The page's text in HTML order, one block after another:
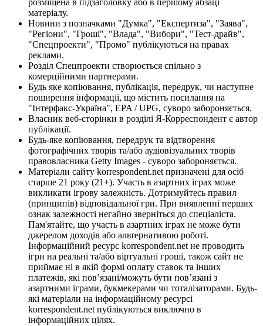
розміщена в підзаголовку або в першому абзаці
матеріалу.
Новини з позначками "Думка", "Експертиза", "Заява",
"Регіони", "Гроші", "Влада", "Вибори", "Тест-драйв",
"Спецпроекти", "Промо" публікуються на правах
реклами.
Розділ Спецпроекти створюється спільно з
комерційними партнерами.
Будь яке копіювання, публікація, передрук, чи наступне
поширення інформації, що містить посилання на
"Інтерфакс-Україна", EPA / UPG, суворо забороняється.
Власник веб-сторінки в розділі Я-Корреспондент є автор
публікації.
Будь-яке копіювання, передрук та відтворення
фотографічних творів та/або аудіовізуальних творів
правовласника Getty Images - суворо забороняється.
Матеріали сайту korrespondent.net призначені для осіб
старше 21 року (21+). Участь в азартних іграх може
викликати ігрову залежність. Дотримуйтесь правил
(принципів) відповідальної гри. При виявленні перших
ознак залежності негайно зверніться до спеціаліста.
Пам'ятайте, що участь в азартних іграх не може бути
джерелом доходів або альтернативою роботі.
Інформаційний ресурс korrespondent.net не проводить
ігри на реальні та/або віртуальні гроші, також сайт не
приймає ні в якій формі оплату ставок та інших
платежів, які пов’язані/можуть бути пов’язані з
азартними іграми, букмекерами чи тоталізаторами. Будь-
які матеріали на інформаційному ресурсі
korrespondent.net публікуються виключно в
інформаційних цілях.